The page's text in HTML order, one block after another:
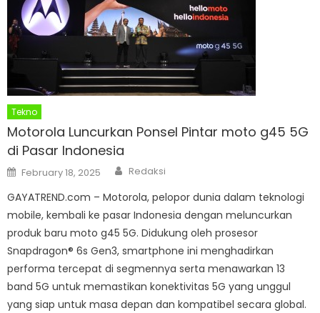
Tekno
Motorola Luncurkan Ponsel Pintar moto g45 5G
di Pasar Indonesia
Posted
on
February 18, 2025 Author
Redaksi
GAYATREND.com – Motorola, pelopor dunia dalam teknologi
mobile, kembali ke pasar Indonesia dengan meluncurkan
produk baru moto g45 5G. Didukung oleh prosesor
Snapdragon® 6s Gen3, smartphone ini menghadirkan
performa tercepat di segmennya serta menawarkan 13
band 5G untuk memastikan konektivitas 5G yang unggul
yang siap untuk masa depan dan kompatibel secara global.